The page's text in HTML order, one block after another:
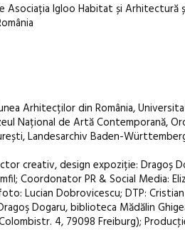
Igloo Habitat și Arhitectură
Arhitecților din România,
Național de Artă Contemporană,
Landesarchiv Baden-
creativ, design expoziție: Dragoș
Coordonator PR & Social Media:
Lucian Dobrovicescu; DTP:
Dogaru, biblioteca Mădălin
4, 79098 Freiburg);